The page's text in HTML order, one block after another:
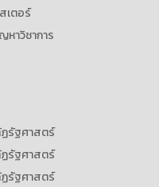
เตอร์
หาวิชาการ
ฏรัฐศาสตร์
ฏรัฐศาสตร์
ฏรัฐศาสตร์